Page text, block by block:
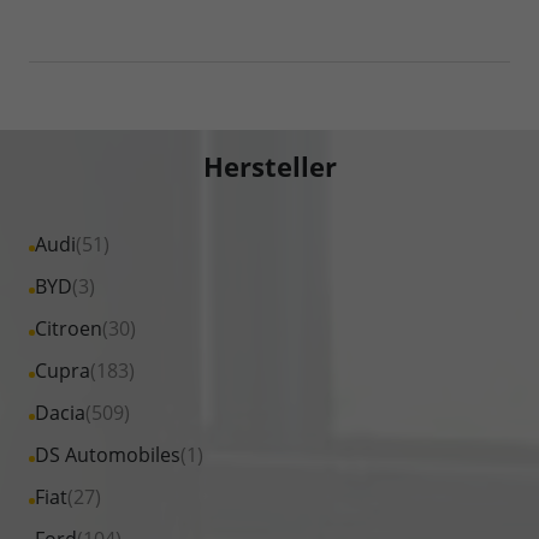
Hersteller
Audi(51)
Alle
Fahrzeuge
Audi
anzeigen
BYD(3)
Alle
Fahrzeuge
BYD
anzeigen
Citroen(30)
Alle
Fahrzeuge
Citroen
anzeigen
Cupra(183)
Alle
Fahrzeuge
Cupra
anzeigen
Dacia(509)
Alle
Fahrzeuge
Dacia
DS Automobiles(1)
Alle
Fahrzeuge
Fiat(27)
Alle
Fahrzeuge